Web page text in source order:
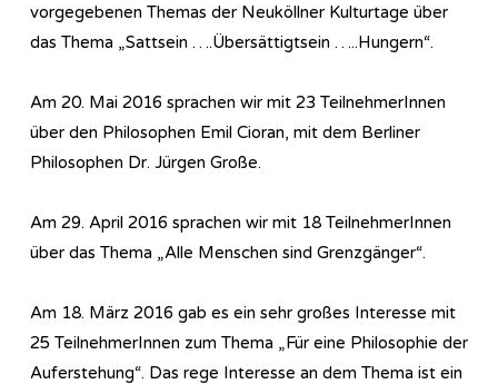
vorgegebenen Themas der Neuköllner Kulturtage über
das Thema „Sattsein ….Übersättigtsein …..Hungern“.
Am 20. Mai 2016 sprachen wir mit 23 TeilnehmerInnen
über den Philosophen Emil Cioran, mit dem Berliner
Philosophen Dr. Jürgen Große.
Am 29. April 2016 sprachen wir mit 18 TeilnehmerInnen
über das Thema „Alle Menschen sind Grenzgänger“.
Am 18. März 2016 gab es ein sehr großes Interesse mit
25 TeilnehmerInnen zum Thema „Für eine Philosophie der
Auferstehung“. Das rege Interesse an dem Thema ist ein